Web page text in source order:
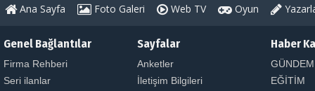
Ana Sayfa Foto Galeri Web TV Oyun
Genel Bağlantılar
Firma Rehberi
Seri ilanlar
Sayfalar
Anketler
İletişim Bilgileri
Haber
GÜNDEM
EĞİTİM